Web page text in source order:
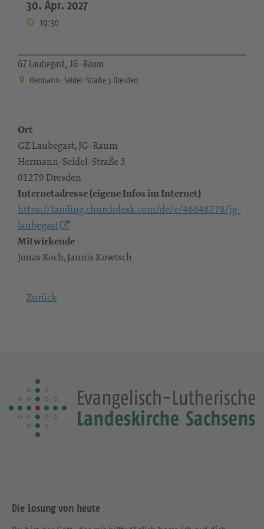
30. Apr. 2027
19:30
GZ Laubegast, JG-Raum
Hermann-Seidel-Straße 3 Dresden
Ort
GZ Laubegast, JG-Raum
Hermann-Seidel-Straße 3
01279 Dresden
Internetadresse (eigene Infos im Internet)
https://landing.churchdesk.com/de/e/46848278/jg-
laubegast
Mitwirkende
Jonas Roch, Jannis Kowtsch
Zurück
Die Losung von heute